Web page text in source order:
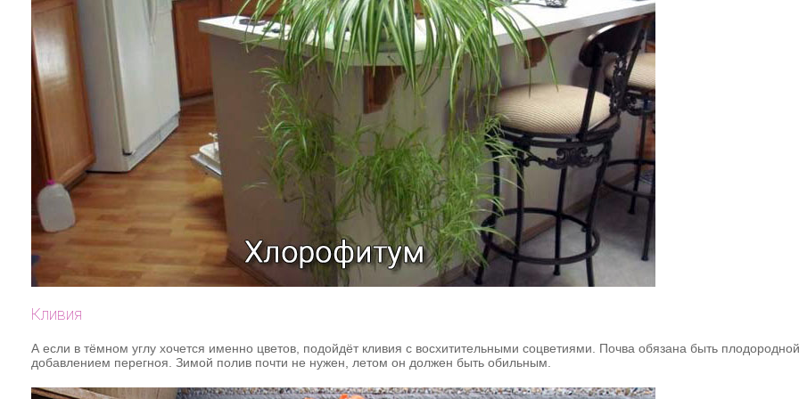
Кливия
А если в тёмном углу хочется именно цветов, подойдёт кливия с восхитительными соцветиями. Почва обязана быть
добавлением перегноя. Зимой полив почти не нужен, летом он должен быть обильным.